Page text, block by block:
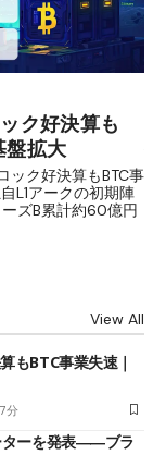
ク好決算も
盤拡大
ック好決算もBTC事
L1アークの初期陣
ズB累計約60億円
View All
もBTC事業失速｜
分
ターを発表――ブラ